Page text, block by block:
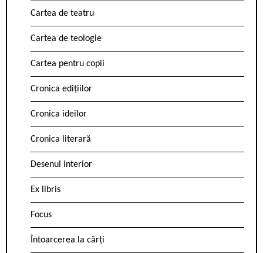
Cartea de teatru
Cartea de teologie
Cartea pentru copii
Cronica edițiilor
Cronica ideilor
Cronica literară
Desenul interior
Ex libris
Focus
Întoarcerea la cărți